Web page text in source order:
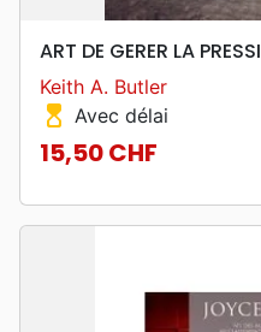
ART DE GERER LA
Keith A. Butler
hourglass_top Avec délai
Prix
15,50 CHF